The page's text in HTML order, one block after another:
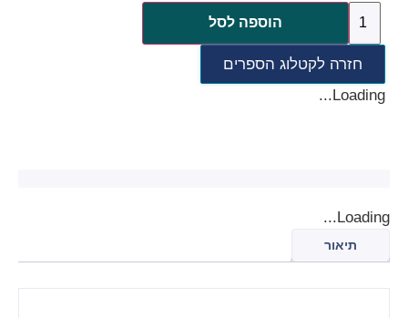
הוספה לסל
חזרה לקטלוג הספרים
Loading...
Loading...
תיאור